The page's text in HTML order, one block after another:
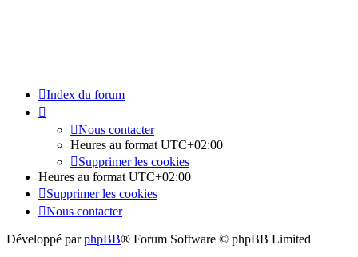
Index du forum
Nous contacter
Heures au format UTC+02:00
Supprimer les cookies
Heures au format UTC+02:00
Supprimer les cookies
Nous contacter
Développé parphpBB® Forum Software © phpBB Limited